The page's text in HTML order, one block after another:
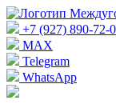
+7 (927) 890-72-
MAX
Telegram
WhatsApp